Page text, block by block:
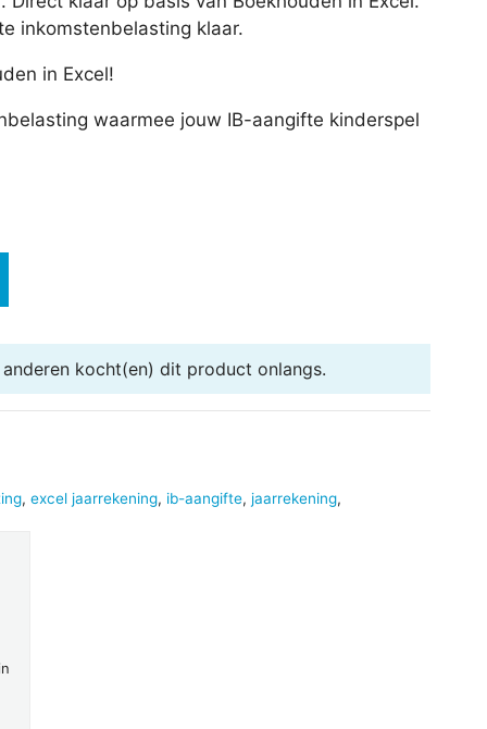
inkomstenbelasting klaar.
in Excel!
waarmee jouw IB-aangifte kinderspel
kocht(en) dit product onlangs.
, excel jaarrekening, ib-aangifte, jaarrekening,